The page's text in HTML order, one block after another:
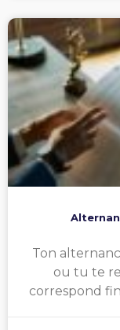
Ton
ou tu te
correspond